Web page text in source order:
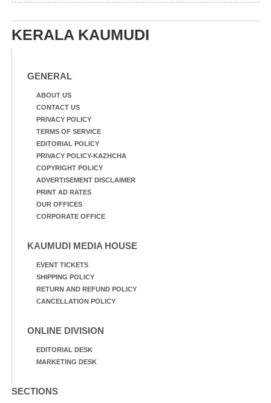
ജംഗ്ഷനിലെ
കുറ്റിക്കാട്ടിൽ വെള്ളത്തിൽ
പൂച്ചക്കുഞ്ഞിനെ കാൽനട
യാത്രികൻ രക്ഷപെടുത്തി
KERALA KAUMUDI
GENERAL
ABOUT US
CONTACT US
PRIVACY POLICY
TERMS OF SERVICE
EDITORIAL POLICY
PRIVACY POLICY-KAZHCHA
COPYRIGHT POLICY
ADVERTISEMENT DISCLAIMER
PRINT AD RATES
OUR OFFICES
CORPORATE OFFICE
KAUMUDI MEDIA HOUSE
EVENT TICKETS
SHIPPING POLICY
RETURN AND REFUND POLICY
CANCELLATION POLICY
ONLINE DIVISION
EDITORIAL DESK
MARKETING DESK
SECTIONS